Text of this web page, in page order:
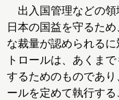
出入国管理などの領
日本の国益を守るた
な裁量が認められる
トロールは、あくま
するためのものであ
ールを定めて執行す